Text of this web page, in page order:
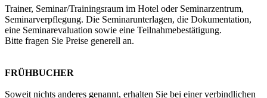
Trainer, Seminar/Trainingsraum im Hotel oder Seminarzentrum,
Seminarverpflegung. Die Seminarunterlagen, die Dokumentation,
eine Seminarevaluation sowie eine Teilnahmebestätigung.
Bitte fragen Sie Preise generell an.
FRÜHBUCHER
Soweit nichts anderes genannt, erhalten Sie bei einer verbindlichen